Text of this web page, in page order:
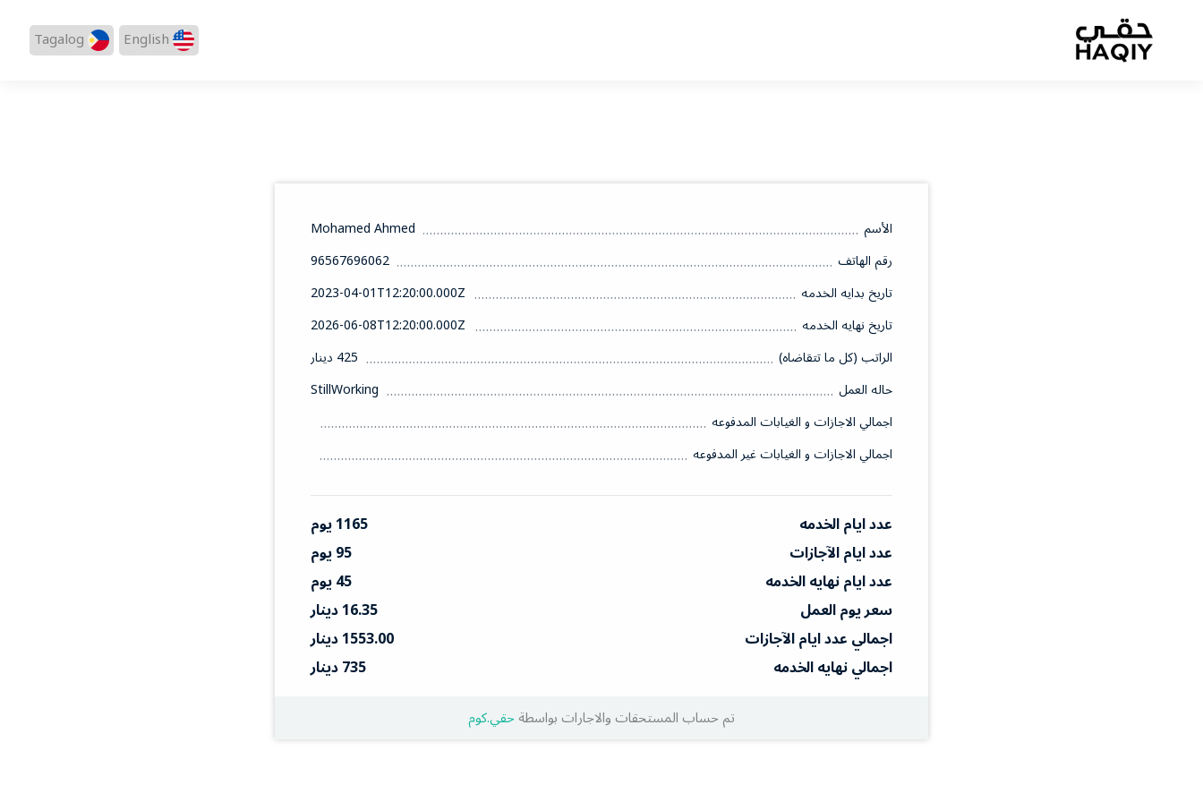
English
Tagalog
الأسم
Mohamed Ahmed
رقم الهاتف
96567696062
تاريخ بدايه الخدمه
2023-04-01T12:20:00.000Z
تاريخ نهايه الخدمه
2026-06-08T12:20:00.000Z
الراتب (كل ما تتقاضاه)
425 دينار
حاله العمل
StillWorking
اجمالي الاجازات و الغيابات المدفوعه
اجمالي الاجازات و الغيابات غير المدفوعه
عدد ايام الخدمه
1165 يوم
عدد ايام الآجازات
95 يوم
عدد ايام نهايه الخدمه
45 يوم
سعر يوم العمل
16.35 دينار
اجمالي عدد ايام الآجازات
1553.00 دينار
اجمالي نهايه الخدمه
735 دينار
تم حساب المستحقات والاجارات بواسطةحقي.كوم